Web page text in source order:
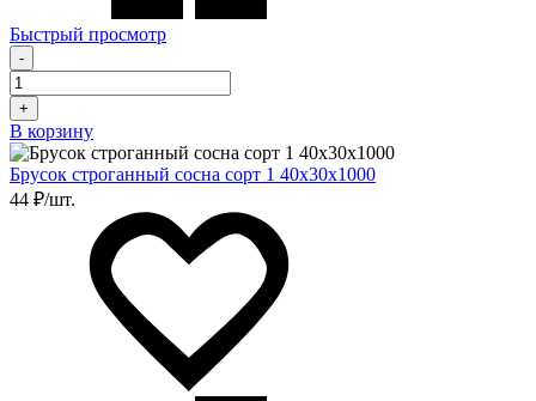
Быстрый просмотр
-
+
В корзину
Брусок строганный сосна сорт 1 40х30х1000
44 ₽/шт.